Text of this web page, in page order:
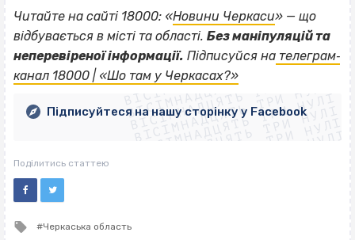
Читайте на сайті 18000: «Новини Черкаси» — що
відбувається в місті та області. Без маніпуляцій та
неперевіреної інформації. Підписуйся на телеграм‐
канал 18000 | «Шо там у Черкасах?»
ВІСІМНАДЦЯТЬ ТРИ НУЛІ
ВІСІМНАДЦЯТЬ ТРИ НУЛІ
ВІСІМНАДЦЯТЬ ТРИ НУЛІ
ВІСІМНАДЦЯТЬ ТРИ НУЛІ
ВІСІМНАДЦЯТЬ ТРИ НУЛІ
ВІСІМНАДЦЯТЬ ТРИ НУЛІ
ВІСІМНАДЦЯТЬ ТРИ НУЛІ
ВІСІМНАДЦЯТЬ ТРИ НУЛІ
Підписуйтеся на нашу сторінку у Facebook
Поділитись статтею
Tagged
Черкаська область